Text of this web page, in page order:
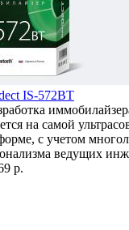
IS-572BT
на самой
с учетом
ведущих
р.